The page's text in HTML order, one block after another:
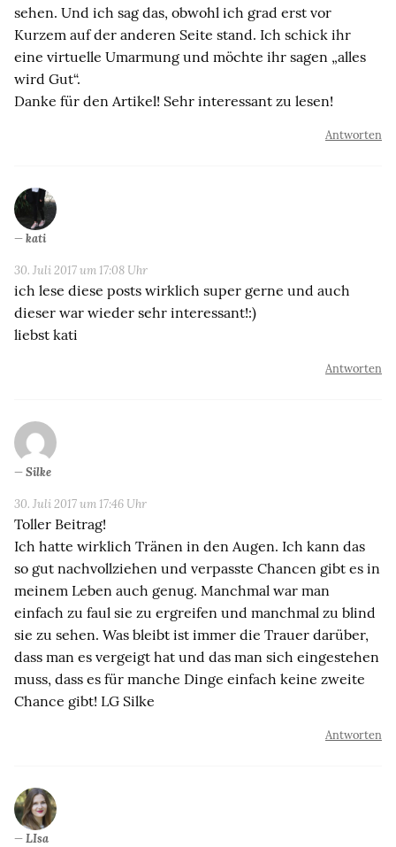
sehen. Und ich sag das, obwohl ich grad erst vor
Kurzem auf der anderen Seite stand. Ich schick ihr
eine virtuelle Umarmung und möchte ihr sagen „alles
wird Gut“.
Danke für den Artikel! Sehr interessant zu lesen!
Antworten
kati
30. Juli 2017 um 17:08 Uhr
ich lese diese posts wirklich super gerne und auch
dieser war wieder sehr interessant!:)
liebst kati
Antworten
Silke
30. Juli 2017 um 17:46 Uhr
Toller Beitrag!
Ich hatte wirklich Tränen in den Augen. Ich kann das
so gut nachvollziehen und verpasste Chancen gibt es in
meinem Leben auch genug. Manchmal war man
einfach zu faul sie zu ergreifen und manchmal zu blind
sie zu sehen. Was bleibt ist immer die Trauer darüber,
dass man es vergeigt hat und das man sich eingestehen
muss, dass es für manche Dinge einfach keine zweite
Chance gibt! LG Silke
Antworten
LIsa